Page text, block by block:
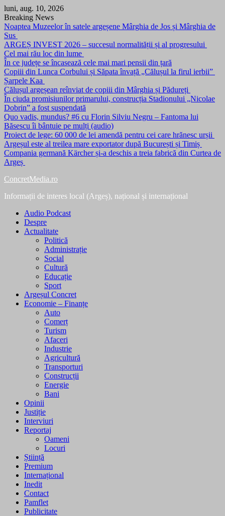
Skip
to
content
luni, aug. 10, 2026
Breaking News
Noaptea Muzeelor în satele argeșene Mârghia de Jos și Mârghia de
Sus
ARGEȘ INVEST 2026 – succesul normalității și al progresului
Cel mai rău loc din lume
În ce județe se încasează cele mai mari pensii din țară
Copiii din Lunca Corbului și Săpata învață „Călușul la firul ierbii”
Șarpele Kaa
Călușul argeșean reînviat de copiii din Mârghia și Pădureți
În ciuda promisiunilor primarului, construcția Stadionului „Nicolae
Dobrin” a fost suspendată
Quo vadis, mundus? #6 cu Florin Silviu Negru – Fantoma lui
Băsescu îi bântuie pe mulți (audio)
Proiect de lege: 60 000 de lei amendă pentru cei care hrănesc urșii
Argeșul este al treilea mare exportator după București și Timiș
Compania germană Kärcher și-a deschis a treia fabrică din Curtea de
Argeș
ConcretMedia.ro
Informații de interes local (Argeș), național și internațional
Audio Podcast
Despre
Actualitate
Politică
Administrație
Social
Cultură
Educație
Sport
Argeșul Concret
Economie – Finanțe
Auto
Comerț
Turism
Afaceri
Industrie
Agricultură
Transporturi
Construcții
Energie
Bani
Opinii
Justiție
Interviuri
Reportaj
Oameni
Locuri
Știință
Premium
Internațional
Inedit
Contact
Pamflet
Publicitate